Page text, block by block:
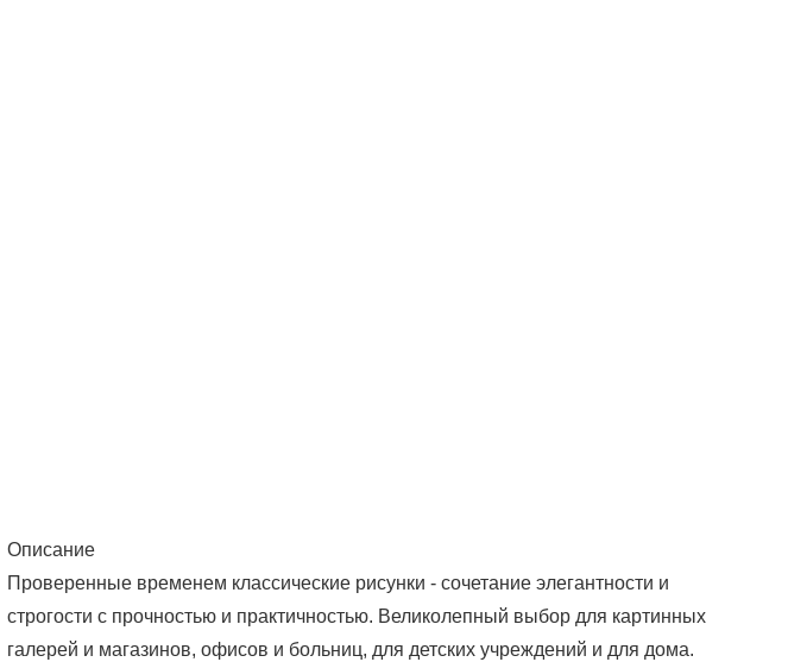
Описание
Проверенные временем классические рисунки - сочетание элегантности и
строгости с прочностью и практичностью. Великолепный выбор для картинных
галерей и магазинов, офисов и больниц, для детских учреждений и для дома.